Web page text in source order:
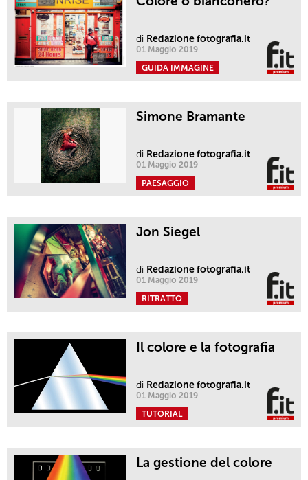
di Redazione fotografia.it
01 Maggio 2019
GUIDA IMMAGINE
Simone Bramante
di Redazione fotografia.it
01 Maggio 2019
PAESAGGIO
Jon Siegel
di Redazione fotografia.it
01 Maggio 2019
RITRATTO
Il colore e la fotografia
di Redazione fotografia.it
01 Maggio 2019
TUTORIAL
La gestione del colore